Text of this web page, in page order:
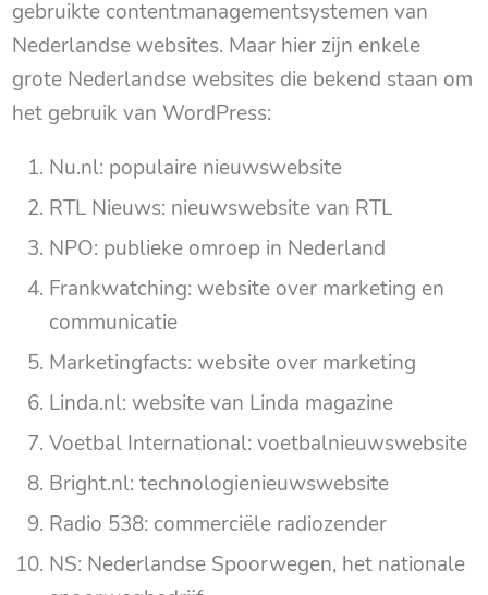
gebruikte contentmanagementsystemen van
Nederlandse websites. Maar hier zijn enkele
grote Nederlandse websites die bekend staan om
het gebruik van WordPress:
Nu.nl: populaire nieuwswebsite
RTL Nieuws: nieuwswebsite van RTL
NPO: publieke omroep in Nederland
Frankwatching: website over marketing en
communicatie
Marketingfacts: website over marketing
Linda.nl: website van Linda magazine
Voetbal International: voetbalnieuwswebsite
Bright.nl: technologienieuwswebsite
Radio 538: commerciële radiozender
NS: Nederlandse Spoorwegen, het nationale